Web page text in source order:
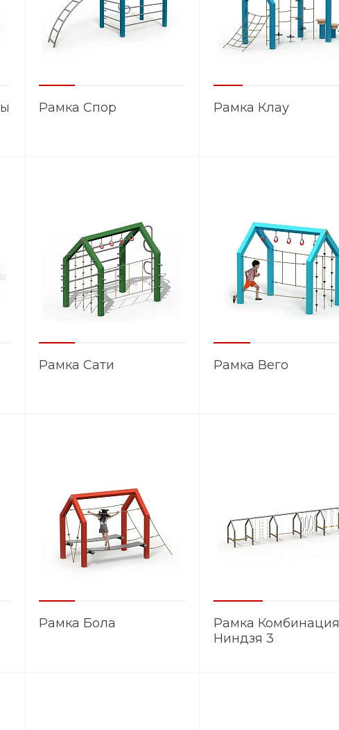
Рамка Спор Рамка Клау
Рамка Сати Рамка Вего
Рамка Бола
Рамка Комбинация
Ниндзя 3